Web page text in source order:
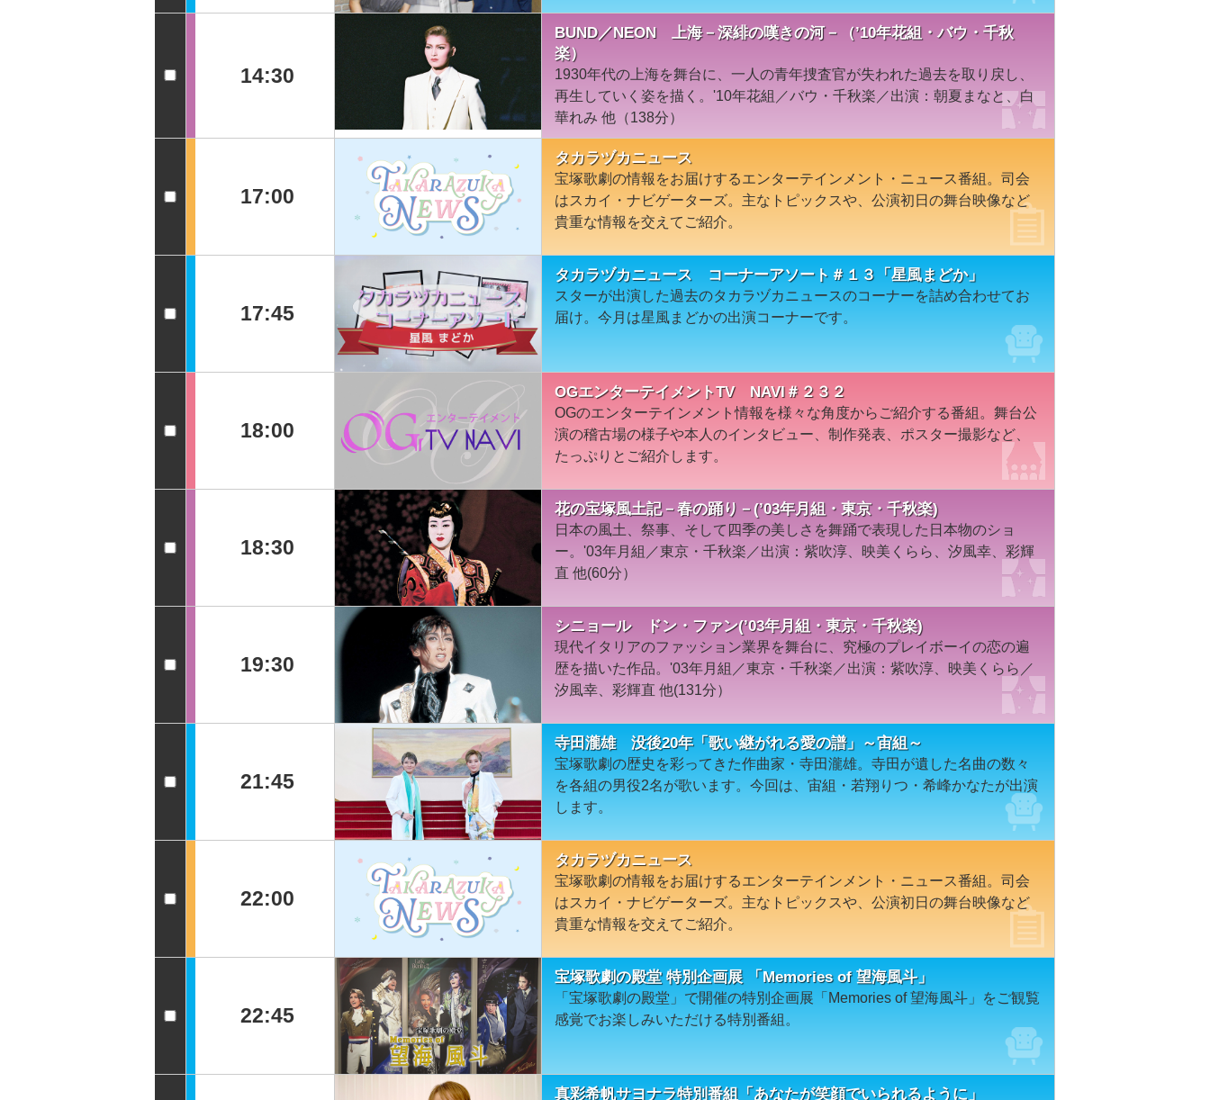
14:30
BUND／NEON 上海－深緋の嘆きの河－（’10年花組・バウ・千秋
楽）
1930年代の上海を舞台に、一人の青年捜査官が失われた過去を取り戻し、
再生していく姿を描く。'10年花組／バウ・千秋楽／出演：朝夏まなと、白
華れみ 他（138分）
17:00
タカラヅカニュース
宝塚歌劇の情報をお届けするエンターテインメント・ニュース番組。司会
はスカイ・ナビゲーターズ。主なトピックスや、公演初日の舞台映像など
貴重な情報を交えてご紹介。
17:45
タカラヅカニュース コーナーアソート＃１３「星風まどか」
スターが出演した過去のタカラヅカニュースのコーナーを詰め合わせてお
届け。今月は星風まどかの出演コーナーです。
18:00
OGエンターテイメントTV NAVI＃２３２
OGのエンターテインメント情報を様々な角度からご紹介する番組。舞台公
演の稽古場の様子や本人のインタビュー、制作発表、ポスター撮影など、
たっぷりとご紹介します。
18:30
花の宝塚風土記－春の踊り－(’03年月組・東京・千秋楽)
日本の風土、祭事、そして四季の美しさを舞踊で表現した日本物のショ
ー。'03年月組／東京・千秋楽／出演：紫吹淳、映美くらら、汐風幸、彩輝
直 他(60分）
19:30
シニョール ドン・ファン(’03年月組・東京・千秋楽)
現代イタリアのファッション業界を舞台に、究極のプレイボーイの恋の遍
歴を描いた作品。'03年月組／東京・千秋楽／出演：紫吹淳、映美くらら／
汐風幸、彩輝直 他(131分）
21:45
寺田瀧雄 没後20年「歌い継がれる愛の譜」～宙組～
宝塚歌劇の歴史を彩ってきた作曲家・寺田瀧雄。寺田が遺した名曲の数々
を各組の男役2名が歌います。今回は、宙組・若翔りつ・希峰かなたが出演
します。
22:00
タカラヅカニュース
宝塚歌劇の情報をお届けするエンターテインメント・ニュース番組。司会
はスカイ・ナビゲーターズ。主なトピックスや、公演初日の舞台映像など
貴重な情報を交えてご紹介。
22:45
宝塚歌劇の殿堂 特別企画展 「Memories of 望海風斗」
「宝塚歌劇の殿堂」で開催の特別企画展「Memories of 望海風斗」をご観覧
感覚でお楽しみいただける特別番組。
真彩希帆サヨナラ特別番組「あなたが笑顔でいられるように」